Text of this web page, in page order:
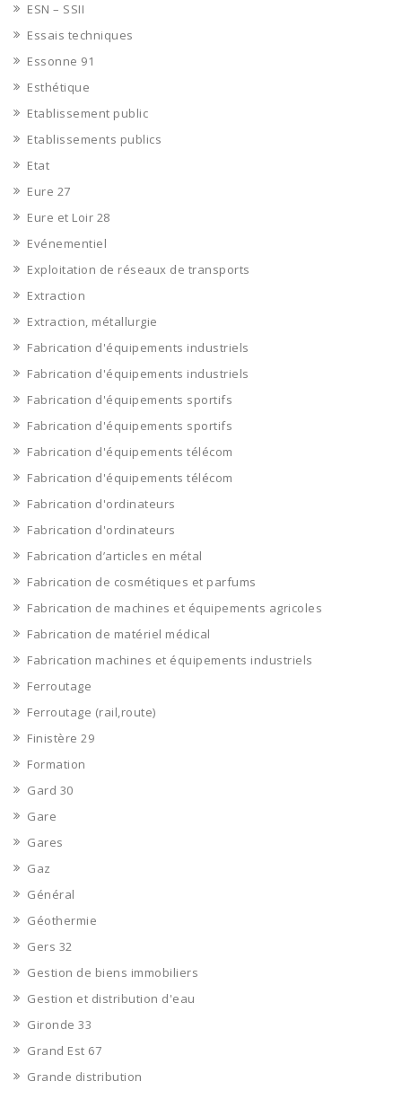
ESN – SSII
Essais techniques
Essonne 91
Esthétique
Etablissement public
Etablissements publics
Etat
Eure 27
Eure et Loir 28
Evénementiel
Exploitation de réseaux de transports
Extraction
Extraction, métallurgie
Fabrication d'équipements industriels
Fabrication d'équipements industriels
Fabrication d'équipements sportifs
Fabrication d'équipements sportifs
Fabrication d'équipements télécom
Fabrication d'équipements télécom
Fabrication d'ordinateurs
Fabrication d'ordinateurs
Fabrication d’articles en métal
Fabrication de cosmétiques et parfums
Fabrication de machines et équipements agricoles
Fabrication de matériel médical
Fabrication machines et équipements industriels
Ferroutage
Ferroutage (rail,route)
Finistère 29
Formation
Gard 30
Gare
Gares
Gaz
Général
Géothermie
Gers 32
Gestion de biens immobiliers
Gestion et distribution d'eau
Gironde 33
Grand Est 67
Grande distribution